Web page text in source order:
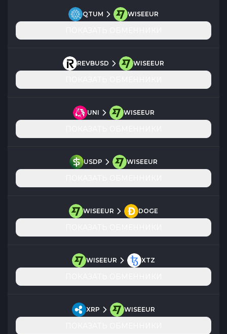
QTUM WISEEUR
REVBUSD WISEEUR
UNI WISEEUR
USDP WISEEUR
WISEEUR DOGE
WISEEUR XTZ
XRP WISEEUR